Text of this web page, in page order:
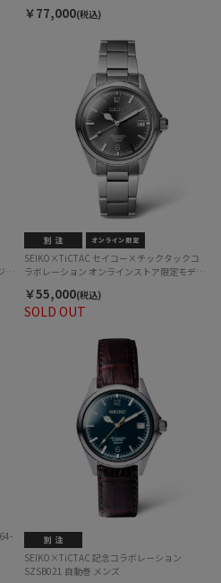
SP-5176-11 自動巻 メンズ
￥77,000(税込)
ボ
SOLD OUT
SEIKO×TiCTAC セイコー×チックタックコ
ラボレーション オンラインストア限定モデル
￥55,000(税込)
SEIKO×TiCTAC 記念コラボレーション
SZSB021 自動巻 メンズ